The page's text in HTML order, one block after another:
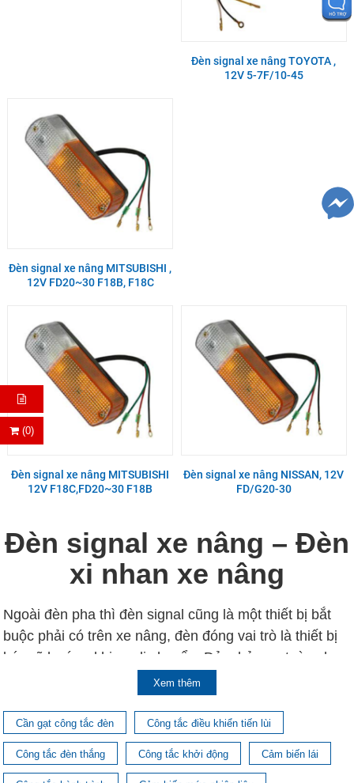
(0)
Đèn signal xe nâng TOYOTA ,
12V 5-7F/10-45
Đèn signal xe nâng MITSUBISHI ,
12V FD20~30 F18B, F18C
Đèn signal xe nâng MITSUBISHI
12V F18C,FD20~30 F18B
Đèn signal xe nâng NISSAN, 12V
FD/G20-30
Đèn signal xe nâng – Đèn
xi nhan xe nâng
Ngoài đèn pha thì đèn signal cũng là một thiết bị bắt
buộc phải có trên xe nâng, đèn đóng vai trò là thiết bị
báo rẽ hướng khi xe di chuyển. Đảm bảo an toàn cho
người lái và các phương tiên di chuyển phía sau xe
nâng. Các loại đèn signal xe nâng đang được cung
cấp với các mức giá rất tốt tại An Phát. Nếu khách
hàng đang có ý định mua hàng, hãy tham khảo ngay
bài viết và đặt mua đèn sớm nhé!
Xem thêm
Cần gạt công tắc đèn Công tắc điều khiển tiến lùi
Công tắc đèn thắng Công tắc khởi động Cảm biến lái